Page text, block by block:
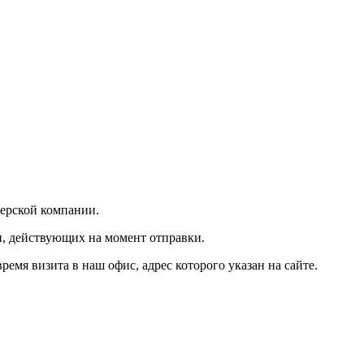
компании.
действующих на момент отправки.
визита в наш офис, адрес которого указан на сайте.